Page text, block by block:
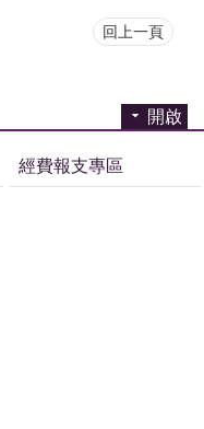
回上一頁
開啟
經費報支專區